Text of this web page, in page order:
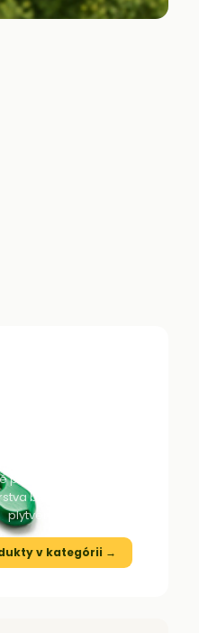
priamo pre aplikáciu
bez pruhov a bez
plytvenia produktom.
v kategórii →